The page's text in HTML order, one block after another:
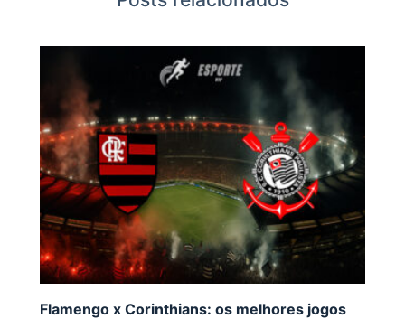
Flamengo x Corinthians: os melhores jogos